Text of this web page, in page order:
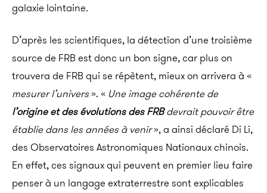
galaxie lointaine.
D’après les scientifiques, la détection d’une troisième
source de FRB est donc un bon signe, car plus on
trouvera de FRB qui se répètent, mieux on arrivera à «
mesurer l’univers». « Une image cohérente de
l’origine et des évolutions des FRBdevrait pouvoir être
établie dans les années à venir», a ainsi déclaré Di Li,
des Observatoires Astronomiques Nationaux chinois.
En effet, ces signaux qui peuvent en premier lieu faire
penser à un langage extraterrestre sont explicables